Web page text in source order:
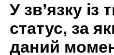
У зв’язку
статус, за
даний